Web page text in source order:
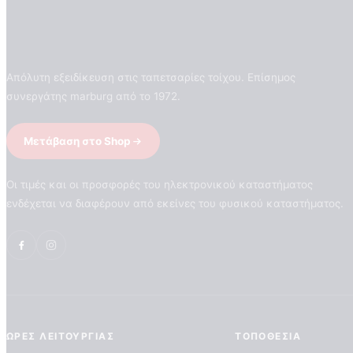
Απόλυτη εξειδίκευση στις ταπετσαρίες τοίχου. Επίσημος
συνεργάτης marburg από το 1972.
Μετάβαση στο Shop
Οι τιμές και οι προσφορές του ηλεκτρονικού καταστήματος
ενδέχεται να διαφέρουν από εκείνες του φυσικού καταστήματος.
ΏΡΕΣ ΛΕΙΤΟΥΡΓΊΑΣ ΤΟΠΟΘΕΣΊΑ